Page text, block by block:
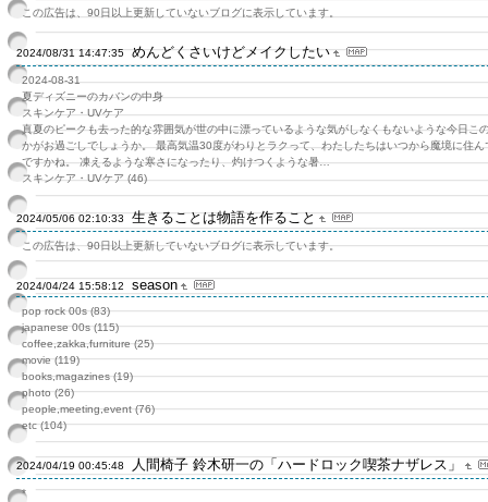
この広告は、90日以上更新していないブログに表示しています。
2024/08/31 14:47:35 めんどくさいけどメイクしたい
2024-08-31
夏ディズニーのカバンの中身
スキンケア・UVケア
真夏のピークも去った的な雰囲気が世の中に漂っているような気がしなくもないような今日こ
かがお過ごしでしょうか。 最高気温30度がわりとラクって、わたしたちはいつから魔境に住ん
ですかね。 凍えるような寒さになったり、灼けつくような暑…
スキンケア・UVケア (46)
2024/05/06 02:10:33 生きることは物語を作ること
この広告は、90日以上更新していないブログに表示しています。
2024/04/24 15:58:12 season
pop rock 00s (83)
japanese 00s (115)
coffee,zakka,furniture (25)
movie (119)
books,magazines (19)
photo (26)
people,meeting,event (76)
etc (104)
2024/04/19 00:45:48 人間椅子 鈴木研一の「ハードロック喫茶ナザレス」
*